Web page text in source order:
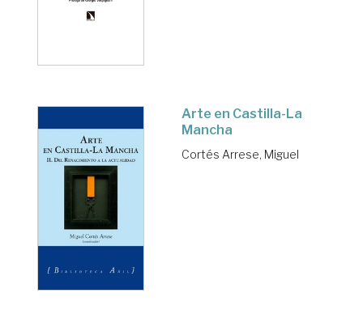
Arte en Castilla-La
Mancha
Cortés Arrese, Miguel